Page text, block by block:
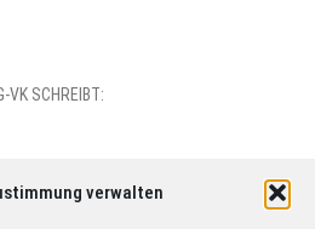
verwalten
VK SCHREIBT: